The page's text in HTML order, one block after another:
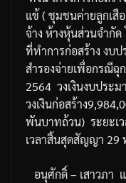
แข้ (ชุมชนค่ายลูกเสือ
จ้าง ห้างหุ้นส่วนจำกัด
ที่ทำการก่อสร้าง งบป
สำรองจ่ายเพื่อกรณีฉุ
2564 วงเงินงบประ
วงเงินก่อสร้าง
พันบาทถ้วน) ระยะเ
เวลาสิ้นสุดสัญญา 29
อนุศักดิ์– เสาวภา